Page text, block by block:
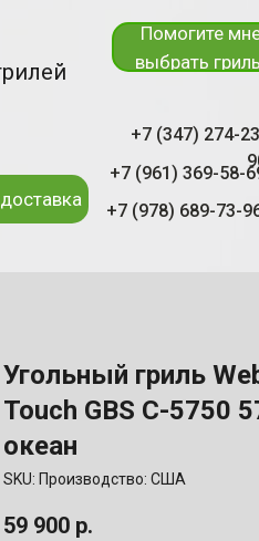
+7 (347) 274-
Помогите
выбрать
+7 (978) 689-73-
+7 (961) 369-58-
Угольный гриль
Touch GBS C-5750
океан
SKU: Производство: США
59 900 р.